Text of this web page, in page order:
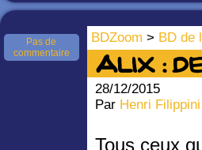
BDZoom > BD de
Pas de
commentaire
Alix :
28/12/2015
Par Henri Filippini
Tous ceux